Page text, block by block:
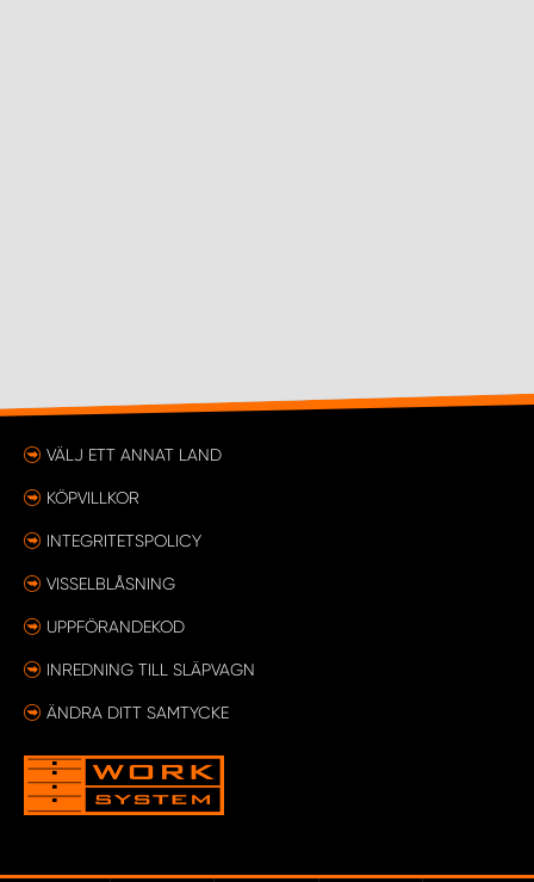
VÄLJ ETT ANNAT LAND
KÖPVILLKOR
INTEGRITETSPOLICY
VISSELBLÅSNING
UPPFÖRANDEKOD
INREDNING TILL SLÄPVAGN
ÄNDRA DITT SAMTYCKE